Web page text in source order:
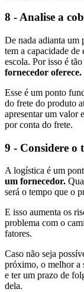
8 - Analise a
De nada adianta um
tem a capacidade de
escola. Por isso é
fornecedor oferece.
Esse é um ponto
do frete do produto
apresentar um valor
por conta do frete.
9 - Considere o
A logística é um
um fornecedor.
será o tempo que o
E isso aumenta os
problema com o
fatores.
Caso não seja
próximo, o melhor a
e ter um prazo de
dela.